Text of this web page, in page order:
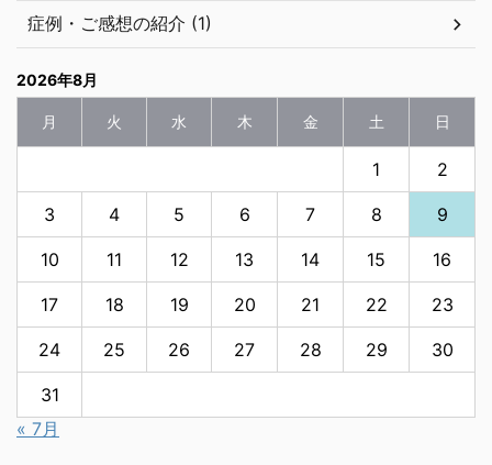
症例・ご感想の紹介 (1)
2026年8月
月 火 水 木 金 土 日
1 2
3 4 5 6 7 8 9
10 11 12 13 14 15 16
17 18 19 20 21 22 23
24 25 26 27 28 29 30
31
« 7月